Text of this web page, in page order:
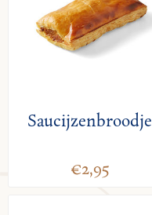
Saucijzenbroodje
€2,95